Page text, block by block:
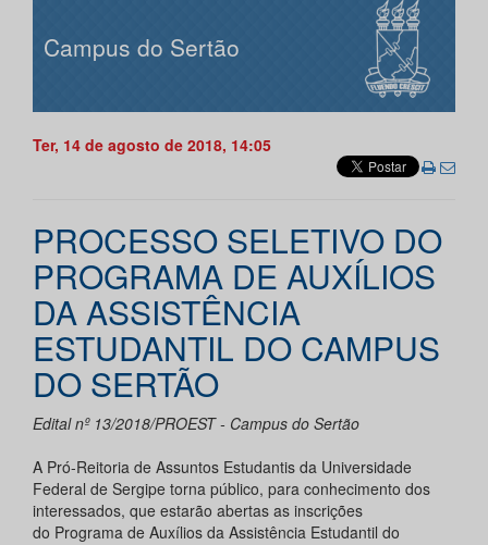
Campus do Sertão
Ter, 14 de agosto de 2018, 14:05
PROCESSO SELETIVO DO
PROGRAMA DE AUXÍLIOS
DA ASSISTÊNCIA
ESTUDANTIL DO CAMPUS
DO SERTÃO
Edital nº 13/2018/PROEST - Campus do Sertão
A Pró-Reitoria de Assuntos Estudantis da Universidade
Federal de Sergipe torna público, para conhecimento dos
interessados, que estarão abertas as inscrições
do Programa de Auxílios da Assistência Estudantil do